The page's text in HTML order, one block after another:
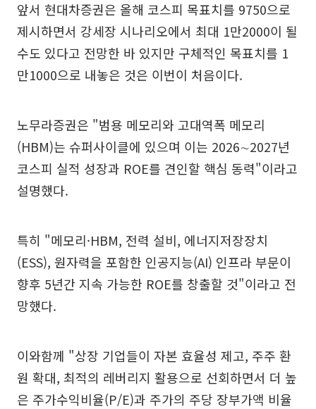
앞서 현대차증권은 올해 코스피 목표치를 9750으로
제시하면서 강세장 시나리오에서 최대 1만2000이 될
수도 있다고 전망한 바 있지만 구체적인 목표치를 1
만1000으로 내놓은 것은 이번이 처음이다.
노무라증권은 "범용 메모리와 고대역폭 메모리
(HBM)는 슈퍼사이클에 있으며 이는 2026∼2027년
코스피 실적 성장과 ROE를 견인할 핵심 동력"이라고
설명했다.
특히 "메모리·HBM, 전력 설비, 에너지저장장치
(ESS), 원자력을 포함한 인공지능(AI) 인프라 부문이
향후 5년간 지속 가능한 ROE를 창출할 것"이라고 전
망했다.
이와함께 "상장 기업들이 자본 효율성 제고, 주주 환
원 확대, 최적의 레버리지 활용으로 선회하면서 더 높
은 주가수익비율(P/E)과 주가의 주당 장부가액 비율